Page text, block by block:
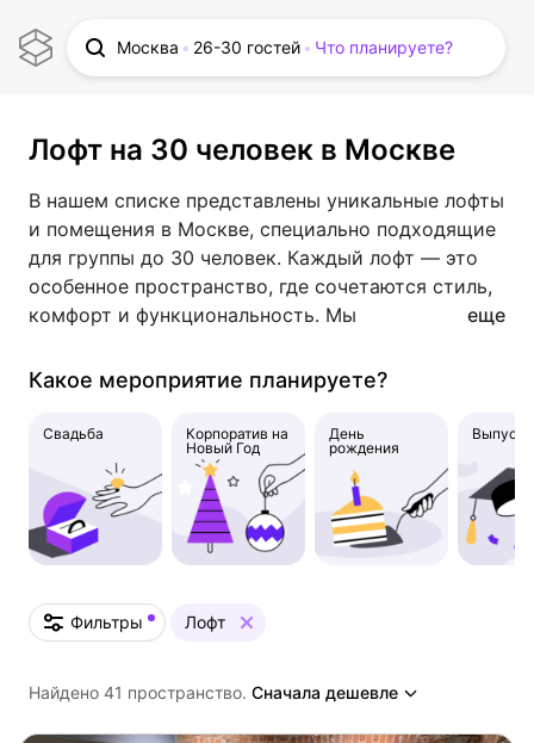
Москва 26-30 гостей Что планируете?
Лофт на 30 человек в Москве
В нашем списке представлены уникальные лофты
и помещения в Москве, специально подходящие
для группы до 30 человек. Каждый лофт — это
особенное пространство, где сочетаются стиль,
комфорт и функциональность. Мы
лофта, включая фотографии интерьера, удобства
посетителей, чтобы вы могли принять
взвешенное решение.
еще
Какое мероприятие планируете?
Свадьба
Корпоратив на
Новый Год
День
рождения
Фильтры Лофт
Найдено 41 пространство. Сначала дешевле